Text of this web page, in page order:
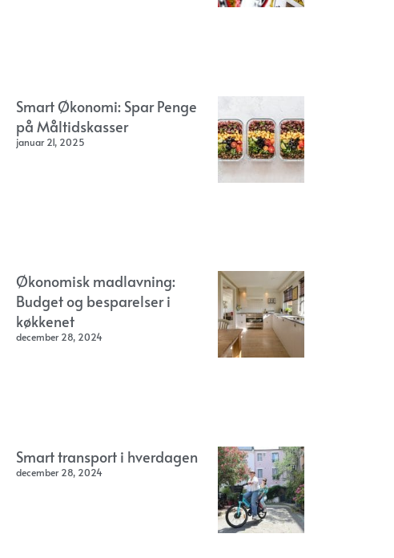
Smart Økonomi: Spar Penge
på Måltidskasser
januar 21, 2025
Økonomisk madlavning:
Budget og besparelser i
køkkenet
december 28, 2024
Smart transport i hverdagen
december 28, 2024